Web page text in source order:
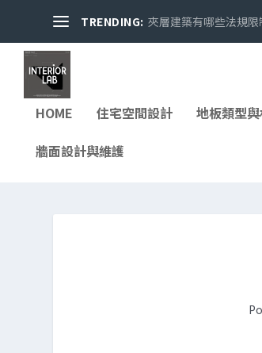
TRENDING: 夾層建築有哪些法規
HOME 住宅空間設計 地板類型
牆面設計與維護